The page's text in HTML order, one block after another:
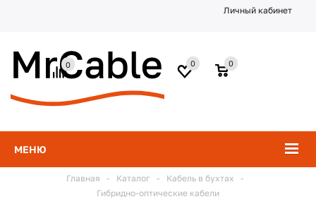
Личный кабинет
МЕНЮ
0
0
0
Главная - Каталог - Кабель в бухтах
-
Гибридно-оптические кабели